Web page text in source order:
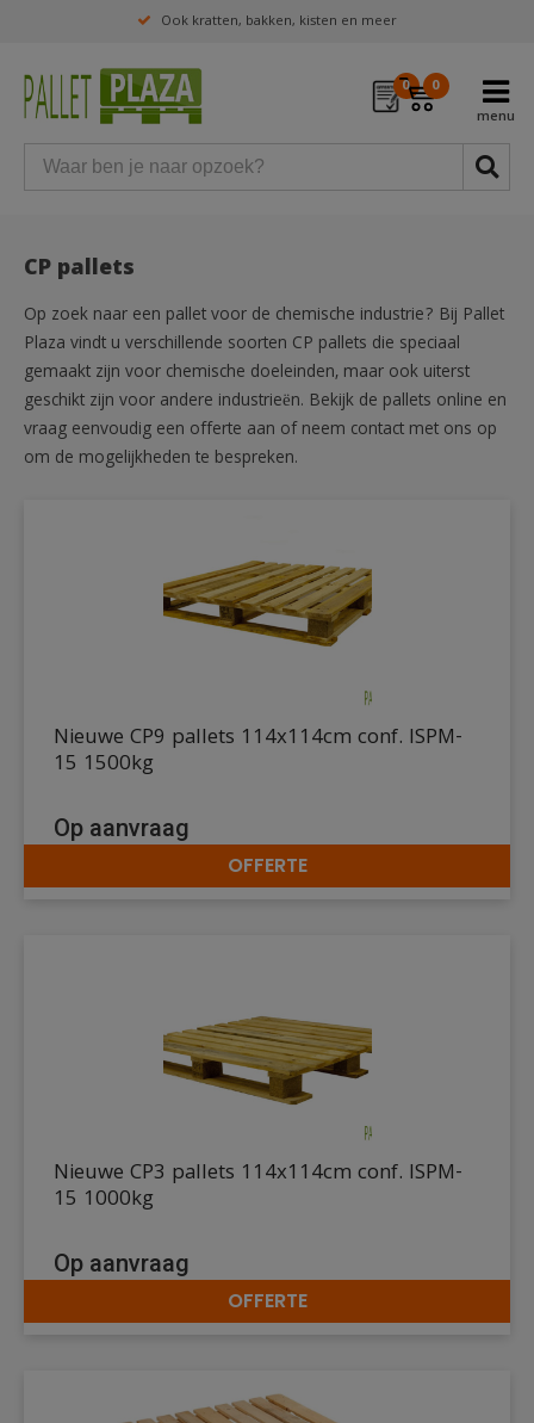
Ook kratten, bakken, kisten en meer
0 0
CP pallets
Op zoek naar een pallet voor de chemische industrie? Bij Pallet
Plaza vindt u verschillende soorten CP pallets die speciaal
gemaakt zijn voor chemische doeleinden, maar ook uiterst
geschikt zijn voor andere industrieën. Bekijk de pallets online en
vraag eenvoudig een offerte aan of neem contact met ons op
om de mogelijkheden te bespreken.
DETAILS
Nieuwe CP9 pallets 114x114cm conf. ISPM-
15 1500kg
Op aanvraag
OFFERTE
DETAILS
Nieuwe CP3 pallets 114x114cm conf. ISPM-
15 1000kg
Op aanvraag
OFFERTE